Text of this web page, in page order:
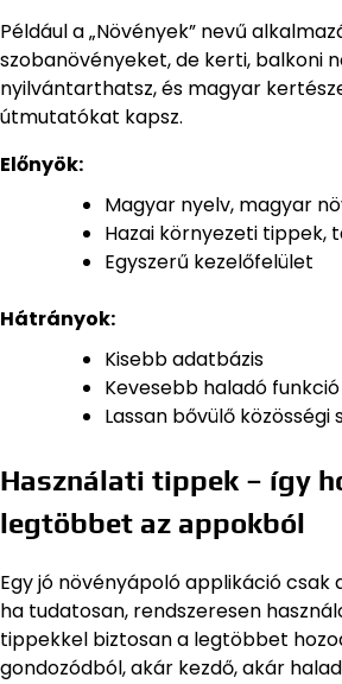
Például a „Növények” nevű
szobanövényeket, de kerti, balkoni
nyilvántarthatsz, és magyar
útmutatókat kapsz.
Előnyök:
Magyar nyelv, magyar
Hazai környezeti tippek,
Egyszerű kezelőfelület
Hátrányok:
Kisebb adatbázis
Kevesebb haladó funkció
Lassan bővülő közösségi
Használati tippek – így
legtöbbet az appokból
Egy jó növényápoló applikáció csak
ha tudatosan, rendszeresen
tippekkel biztosan a legtöbbet
gondozódból, akár kezdő, akár